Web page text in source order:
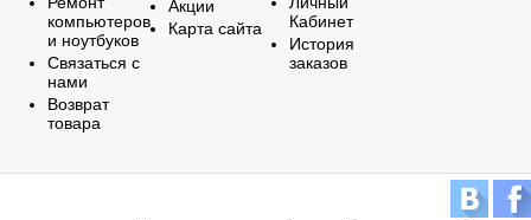
компьютеров
и ноутбуков
Связаться с
нами
Возврат
товара
Акции
Карта сайта
Кабинет
История
заказов